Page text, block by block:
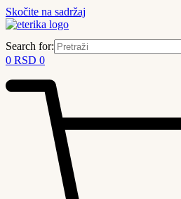
Skočite na sadržaj
Search for:
0 RSD 0